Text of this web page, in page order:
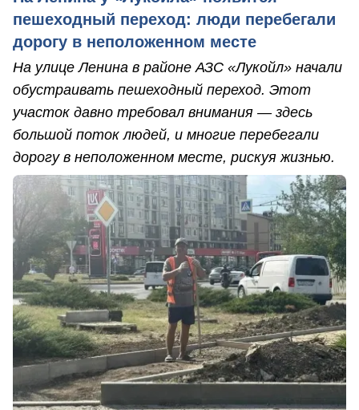
пешеходный переход: люди перебегали
дорогу в неположенном месте
На улице Ленина в районе АЗС «Лукойл» начали
обустраивать пешеходный переход. Этот
участок давно требовал внимания — здесь
большой поток людей, и многие перебегали
дорогу в неположенном месте, рискуя жизнью.